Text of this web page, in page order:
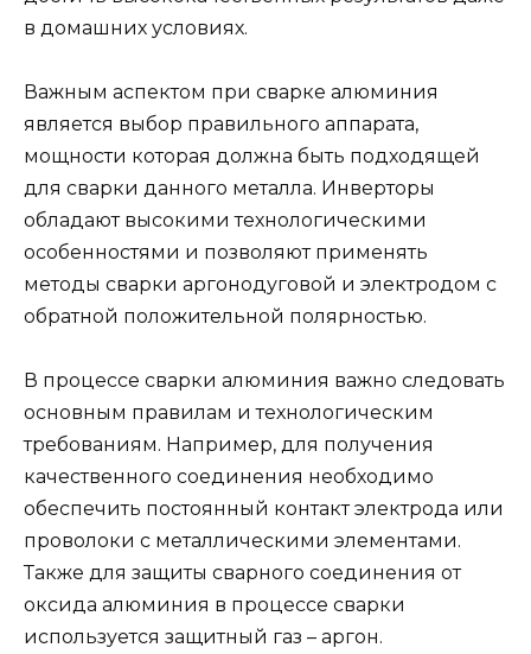
в домашних условиях.
Важным аспектом при сварке алюминия
является выбор правильного аппарата,
мощности которая должна быть подходящей
для сварки данного металла. Инверторы
обладают высокими технологическими
особенностями и позволяют применять
методы сварки аргонодуговой и электродом с
обратной положительной полярностью.
В процессе сварки алюминия важно следовать
основным правилам и технологическим
требованиям. Например, для получения
качественного соединения необходимо
обеспечить постоянный контакт электрода или
проволоки с металлическими элементами.
Также для защиты сварного соединения от
оксида алюминия в процессе сварки
используется защитный газ – аргон.